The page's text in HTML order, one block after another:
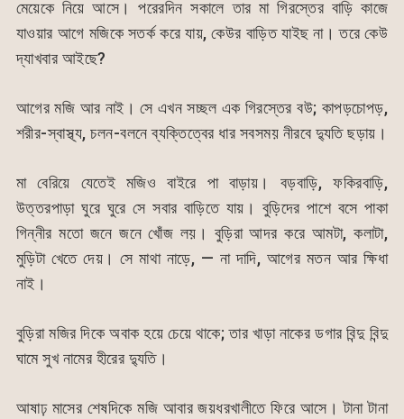
মেয়েকে নিয়ে আসে। পরেরদিন সকালে তার মা গিরস্তের বাড়ি কাজে
যাওয়ার আগে মজিকে সতর্ক করে যায়, কেউর বাড়িত যাইছ না। তরে কেউ
দ্যাখবার আইছে?
আগের মজি আর নাই। সে এখন সচ্ছল এক গিরস্তের বউ; কাপড়চোপড়,
শরীর-স্বাস্থ্য, চলন-বলনে ব্যক্তিত্বের ধার সবসময় নীরবে দ্যুতি ছড়ায়।
মা বেরিয়ে যেতেই মজিও বাইরে পা বাড়ায়। বড়বাড়ি, ফকিরবাড়ি,
উত্তরপাড়া ঘুরে ঘুরে সে সবার বাড়িতে যায়। বুড়িদের পাশে বসে পাকা
গিন্নীর মতো জনে জনে খোঁজ লয়। বুড়িরা আদর করে আমটা, কলাটা,
মুড়িটা খেতে দেয়। সে মাথা নাড়ে, — না দাদি, আগের মতন আর ক্ষিধা
নাই।
বুড়িরা মজির দিকে অবাক হয়ে চেয়ে থাকে; তার খাড়া নাকের ডগার বিন্দু বিন্দু
ঘামে সুখ নামের হীরের দ্যুতি।
আষাঢ় মাসের শেষদিকে মজি আবার জয়ধরখালীতে ফিরে আসে। টানা টানা